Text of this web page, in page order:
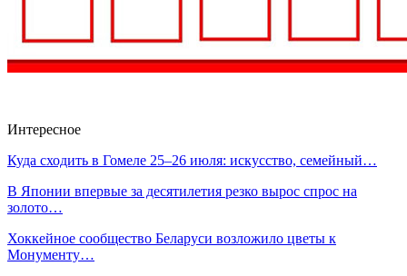
Интересное
Куда сходить в Гомеле 25–26 июля: искусство, семейный…
В Японии впервые за десятилетия резко вырос спрос на
золото…
Хоккейное сообщество Беларуси возложило цветы к
Монументу…